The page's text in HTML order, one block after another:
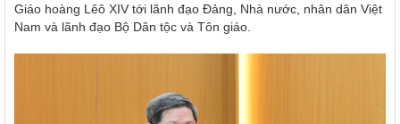
Giáo hoàng Lêô XIV tới lãnh đạo Đảng, Nhà nước, nhân dân Việt
Nam và lãnh đạo Bộ Dân tộc và Tôn giáo.